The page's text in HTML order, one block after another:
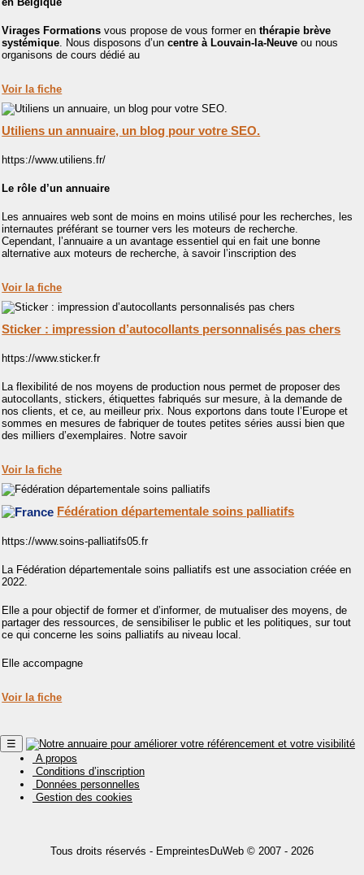
Virages Formations vous propose de vous former enthérapie brève
systémique . Nous disposons d’uncentre à Louvain-la-Neuve ou nous
organisons de cours dédié au
Voir la fiche
Utiliens un annuaire, un blog pour votre SEO.
https://www.utiliens.fr/
Le rôle d’un annuaire
Les annuaires web sont de moins en moins utilisé pour les recherches, les
internautes préférant se tourner vers les moteurs de recherche.
Cependant, l’annuaire a un avantage essentiel qui en fait une bonne
alternative aux moteurs de recherche, à savoir l’inscription des
Voir la fiche
Sticker : impression d’autocollants personnalisés pas chers
https://www.sticker.fr
La flexibilité de nos moyens de production nous permet de proposer des
autocollants, stickers, étiquettes fabriqués sur mesure, à la demande de
nos clients, et ce, au meilleur prix. Nous exportons dans toute l’Europe et
sommes en mesures de fabriquer de toutes petites séries aussi bien que
des milliers d’exemplaires. Notre savoir
Voir la fiche
Fédération départementale soins palliatifs
https://www.soins-palliatifs05.fr
La Fédération départementale soins palliatifs est une association créée en
2022.
Elle a pour objectif de former et d’informer, de mutualiser des moyens, de
partager des ressources, de sensibiliser le public et les politiques, sur tout
ce qui concerne les soins palliatifs au niveau local.
Elle accompagne
Voir la fiche
☰
A propos
Conditions d’inscription
Données personnelles
Gestion des cookies
Tous droits réservés - EmpreintesDuWeb © 2007 - 2026